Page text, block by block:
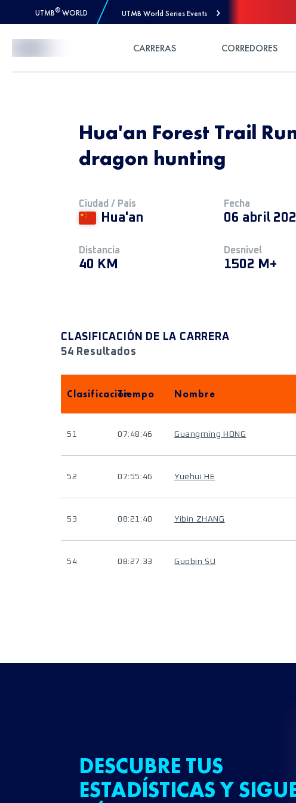
UTMB® WORLD UTMB World Series Events
CARRERAS CORREDORES
Hua'an Forest Trail
dragon hunting
Ciudad / País
Hua'an
Fecha
06 abril
Distancia
40 KM
Desnivel
1502 M+
CLASIFICACIÓN DE LA CARRERA
54 Resultados
ClasificaciónTiempo Nombre
51 07:48:46 Guangming HONG
52 07:55:46 Yuehui HE
53 08:21:40 Yibin ZHANG
54 08:27:33 Guobin SU
DESCUBRE TUS
ESTADÍSTICAS Y